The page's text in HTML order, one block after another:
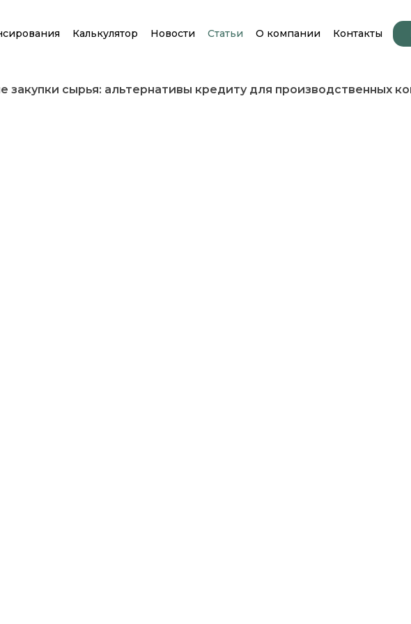
Калькулятор Новости Статьи О компании Контакты
закупки сырья: альтернативы кредиту для производственных